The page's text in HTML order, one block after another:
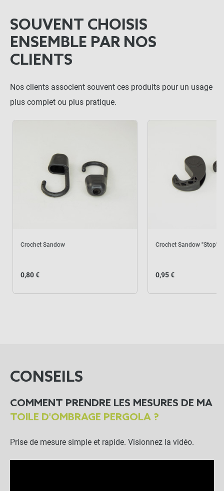
SOUVENT CHOISIS
ENSEMBLE PAR NOS
CLIENTS
Nos clients associent souvent ces produits pour un usage
plus complet ou plus pratique.
Crochet Sandow
0,80 €
Crochet Sandow "Stop"
0,95 €
CONSEILS
COMMENT PRENDRE LES MESURES DE MA
TOILE D'OMBRAGE PERGOLA ?
Prise de mesure simple et rapide. Visionnez la vidéo.